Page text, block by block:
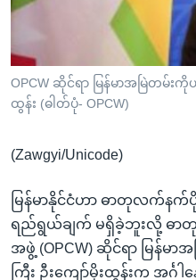
စာမျက်နှာ
ကျော်
ကြည့်
ရန်
ရန်
ကျော်
ရန်
ဗွီအိုအေ လူမှုကွန်ယက်များ
OPCW ဆိုင်ရာ မြန်မာအမြဲတမ်
ထွန်း (ဓါတ်ပုံ- OPCW)
(Zawgyi/Unicode)
မြန်မာနိုင်ငံဟာ ဓာတုလက်န
ရည်ရွယ်ချက် မရှိခဲ့ဘူးလို့ ဓာ
အဖွဲ့ (OPCW) ဆိုင်ရာ မြန်
ကြီး ဦးကျော်မိုးထွန်းက အင်္ဂါ